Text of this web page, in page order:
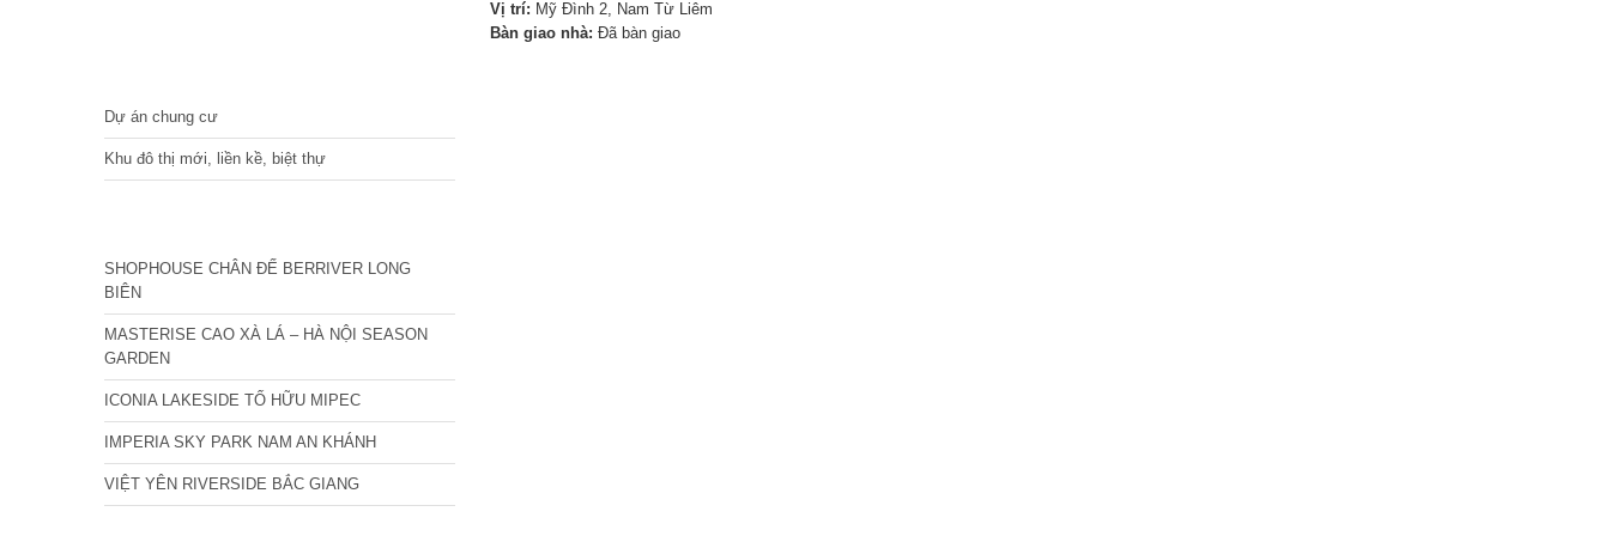
Vị trí: Mỹ Đình 2, Nam Từ Liêm
Bàn giao nhà: Đã bàn giao
Dự án chung cư
Khu đô thị mới, liền kề, biệt thự
SHOPHOUSE CHÂN ĐẾ BERRIVER LONG
BIÊN
MASTERISE CAO XÀ LÁ – HÀ NỘI SEASON
GARDEN
ICONIA LAKESIDE TỐ HỮU MIPEC
IMPERIA SKY PARK NAM AN KHÁNH
VIỆT YÊN RIVERSIDE BẮC GIANG